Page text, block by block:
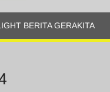
Olahraga
BERITA GERAKITA